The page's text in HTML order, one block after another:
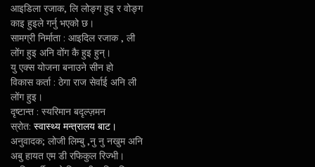
आइडिला रजाक, लि लोङ्ग हुइ र वोङ्ग
काइ हुइले गर्नु भएको छ।
सामग्री निर्माता : आइदिल रजाक , ली
लोंग हुइ अनि वोंग कै हुइ हुन्।
यु एक्स योजना बनाउने सीन हो
विकास कर्ता : ठेगा राज सेर्वाई अनि ली
लोंग हुइ।
दृष्टान्त : स्यरिमान बदृल्ज़मन
स्रोत: स्वास्थ्य मन्त्रालय बाट।
अनुवादक; लोजी लिम्बु ,नु नु नखुम अनि
अबु हायत एम डी रफिकुल रिज्भी।